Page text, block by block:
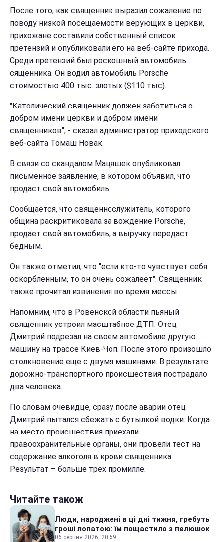
После того, как священник выразил сожаление по
поводу низкой посещаемости верующих в церкви,
прихожане составили собственный список
претензий и опубликовали его на веб-сайте прихода.
Среди претензий был роскошный автомобиль
сященника. Он водил автомобиль Porsche
стоимостью 400 тыс. злотых ($110 тыс).
"Католический священник должен заботиться о
добром имени церкви и добром имени
священников", - сказал администратор приходского
веб-сайта Томаш Новак.
В связи со скандалом Мацяшек опубликовал
письменное заявление, в котором объявил, что
продаст свой автомобиль.
Сообщается, что священнослужитель, которого
община раскритиковала за вождение Porsche,
продает свой автомобиль, а выручку передаст
бедным.
Он также отметил, что "если кто-то чувствует себя
оскорбленным, то он очень сожалеет". Священник
также прочитал извинения во время мессы.
Напомним, что в Ровенской области пьяный
священник устроил масштабное ДТП. Отец
Дмитрий подрезал на своем автомобиле другую
машину на трассе Киев-Чоп. После этого произошло
столкновение еще с двумя машинами. В результате
дорожно-транспортного происшествия пострадало
два человека.
По словам очевидце, сразу после аварии отец
Дмитрий пытался сбежать с бутылкой водки. Когда
на место происшествия приехали
правоохранительные органы, они провели тест на
содержание алкоголя в крови священника.
Результат – больше трех промилле.
Читайте також
Люди, народжені в ці дні тижня, гребуть
гроші лопатою: їм пощастило з пелюшок
06 серпня 2026, 20:59